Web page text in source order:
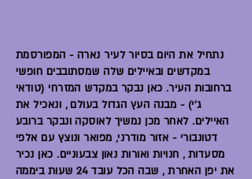
נתחיל את היום בסיור לעיר נארה - המפורסמת
במקדשים ובאיילים שלה שמסתובבים חופשי
ברחובות העיר. כאן נבקר במקדש המזרחי (טודאי
ג'י) - מבנה העץ הגדול בעולם , ונאכיל את
האיילים. לאחר מכן נמשיך לאוסקה ונבקר ברובע
דטונבורי - אזור מודרני, מפואר ונוצץ עם אלפי
מסעדות , חנויות ואורות נאון צבעוניים. כאן נכיר
את יפן האחרת , שבה הכל עובד 24 שעות ביממה